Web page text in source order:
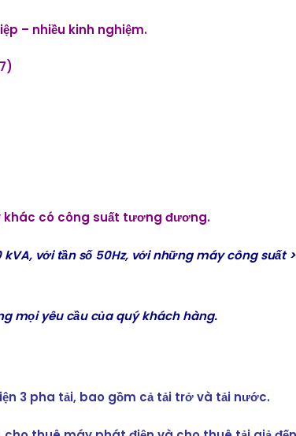
– nhiều kinh nghiệm.
có công suất tương đương.
với tần số 50Hz, với những máy công suất
mọi yêu cầu của quý khách hàng.
3 pha tải, bao gồm cả tải trở và tải nước.